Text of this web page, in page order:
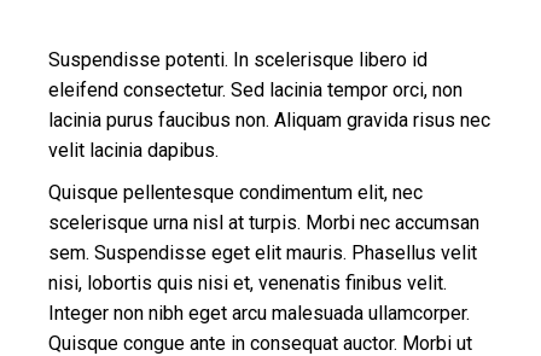
Suspendisse potenti. In scelerisque libero id
eleifend consectetur. Sed lacinia tempor orci, non
lacinia purus faucibus non. Aliquam gravida risus nec
velit lacinia dapibus.
Quisque pellentesque condimentum elit, nec
scelerisque urna nisl at turpis. Morbi nec accumsan
sem. Suspendisse eget elit mauris. Phasellus velit
nisi, lobortis quis nisi et, venenatis finibus velit.
Integer non nibh eget arcu malesuada ullamcorper.
Quisque congue ante in consequat auctor. Morbi ut